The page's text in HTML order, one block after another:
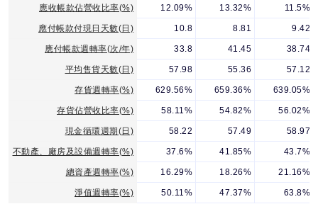
應收帳款佔營收比率(%) 12.09% 13.32% 11.5%
應付帳款付現日天數(日) 10.8 8.81 9.42
應付帳款週轉率(次/年) 33.8 41.45 38.74
平均售貨天數(日) 57.98 55.36 57.12
存貨週轉率(%) 629.56% 659.36% 639.05%
存貨佔營收比率(%) 58.11% 54.82% 56.02%
現金循環週期(日) 58.22 57.49 58.97
不動產、廠房及設備週轉率(%) 37.6% 41.85% 43.7%
總資產週轉率(%) 16.29% 18.26% 21.16%
淨值週轉率(%) 50.11% 47.37% 63.8%